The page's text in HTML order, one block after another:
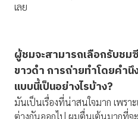
เลย
ผู้ชมจะสามารถเลือกรับช
ขาวดำ การถ่ายทำโดยคำ
แบบนี้เป็นอย่างไรบ้าง?
มันเป็นเรื่องที่น่าสนใจมาก เพร